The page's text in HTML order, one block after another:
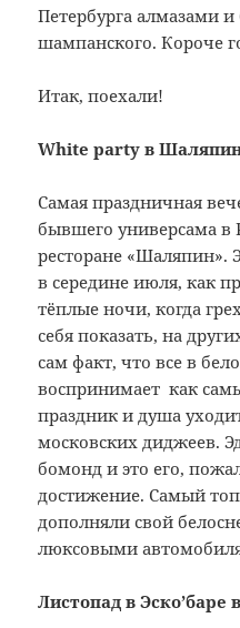
Петербурга алмазами
шампанского. Короче
Итак, поехали!
White party в
Самая праздничная
бывшего универсама в
ресторане «Шаляпин».
в середине июля, как
тёплые ночи, когда
себя показать, на
сам факт, что все в
воспринимает как
праздник и душа
московских диджеев.
бомонд и это его,
достижение. Самый
дополняли свой
люксовыми
Листопад в